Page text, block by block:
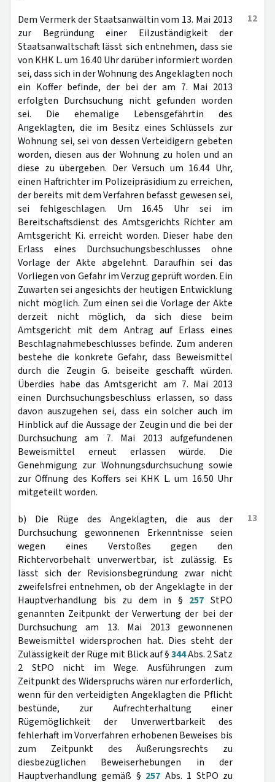
12
Dem Vermerk der Staatsanwältin vom 13. Mai 2013
zur Begründung einer Eilzuständigkeit der
Staatsanwaltschaft lässt sich entnehmen, dass sie
von KHK L. um 16.40 Uhr darüber informiert worden
sei, dass sich in der Wohnung des Angeklagten noch
ein Koffer befinde, der bei der am 7. Mai 2013
erfolgten Durchsuchung nicht gefunden worden
sei. Die ehemalige Lebensgefährtin des
Angeklagten, die im Besitz eines Schlüssels zur
Wohnung sei, sei von dessen Verteidigern gebeten
worden, diesen aus der Wohnung zu holen und an
diese zu übergeben. Der Versuch um 16.44 Uhr,
einen Haftrichter im Polizeipräsidium zu erreichen,
der bereits mit dem Verfahren befasst gewesen sei,
sei fehlgeschlagen. Um 16.45 Uhr sei im
Bereitschaftsdienst des Amtsgerichts Richter am
Amtsgericht Ki. erreicht worden. Dieser habe den
Erlass eines Durchsuchungsbeschlusses ohne
Vorlage der Akte abgelehnt. Daraufhin sei das
Vorliegen von Gefahr im Verzug geprüft worden. Ein
Zuwarten sei angesichts der heutigen Entwicklung
nicht möglich. Zum einen sei die Vorlage der Akte
derzeit nicht möglich, da sich diese beim
Amtsgericht mit dem Antrag auf Erlass eines
Beschlagnahmebeschlusses befinde. Zum anderen
bestehe die konkrete Gefahr, dass Beweismittel
durch die Zeugin G. beiseite geschafft würden.
Überdies habe das Amtsgericht am 7. Mai 2013
einen Durchsuchungsbeschluss erlassen, so dass
davon auszugehen sei, dass ein solcher auch im
Hinblick auf die Aussage der Zeugin und die bei der
Durchsuchung am 7. Mai 2013 aufgefundenen
Beweismittel erneut erlassen würde. Die
Genehmigung zur Wohnungsdurchsuchung sowie
zur Öffnung des Koffers sei KHK L. um 16.50 Uhr
mitgeteilt worden.
13
b) Die Rüge des Angeklagten, die aus der
Durchsuchung gewonnenen Erkenntnisse seien
wegen eines Verstoßes gegen den
Richtervorbehalt unverwertbar, ist zulässig. Es
lässt sich der Revisionsbegründung zwar nicht
zweifelsfrei entnehmen, ob der Angeklagte in der
Hauptverhandlung bis zu dem in § 257 StPO
genannten Zeitpunkt der Verwertung der bei der
Durchsuchung am 13. Mai 2013 gewonnenen
Beweismittel widersprochen hat. Dies steht der
Zulässigkeit der Rüge mit Blick auf §344Abs. 2 Satz
2 StPO nicht im Wege. Ausführungen zum
Zeitpunkt des Widerspruchs wären nur erforderlich,
wenn für den verteidigten Angeklagten die Pflicht
bestünde, zur Aufrechterhaltung einer
Rügemöglichkeit der Unverwertbarkeit des
fehlerhaft im Vorverfahren erhobenen Beweises bis
zum Zeitpunkt des Äußerungsrechts zu
diesbezüglichen Beweiserhebungen in der
Hauptverhandlung gemäß § 257 Abs. 1 StPO zu